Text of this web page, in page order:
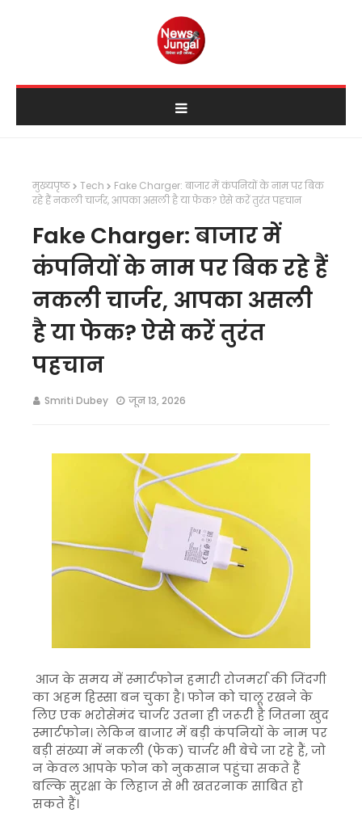
मुख्यपृष्ठ Tech
Fake Charger: बाजार में कंपनियों के नाम पर बिक
रहे हैं नकली चार्जर, आपका असली है या फेक? ऐसे करें तुरंत पहचान
Fake Charger: बाजार में
कंपनियों के नाम पर बिक रहे हैं
नकली चार्जर, आपका असली
है या फेक? ऐसे करें तुरंत
पहचान
Smriti Dubey जून 13, 2026
आज के समय में स्मार्टफोन हमारी रोजमर्रा की जिंदगी
का अहम हिस्सा बन चुका है। फोन को चालू रखने के
लिए एक भरोसेमंद चार्जर उतना ही जरूरी है जितना खुद
स्मार्टफोन। लेकिन बाजार में बड़ी कंपनियों के नाम पर
बड़ी संख्या में नकली (फेक) चार्जर भी बेचे जा रहे हैं, जो
न केवल आपके फोन को नुकसान पहुंचा सकते हैं
बल्कि सुरक्षा के लिहाज से भी खतरनाक साबित हो
सकते हैं।